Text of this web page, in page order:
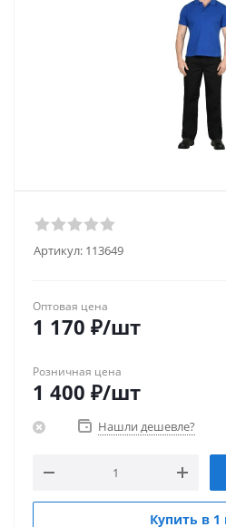
Артикул: 113649
Оптовая цена
1 170 ₽/шт
Розничная цена
1 400 ₽/шт
Нашли дешевле?
Купить в 1